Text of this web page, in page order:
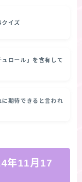
イズ
ロール」を含有して
期待できると言われ
年11月17